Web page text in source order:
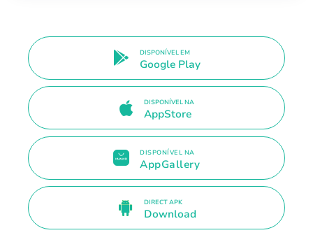
DISPONÍVEL EM
Google Play
DISPONÍVEL NA
AppStore
DISPONÍVEL NA
AppGallery
DIRECT APK
Download